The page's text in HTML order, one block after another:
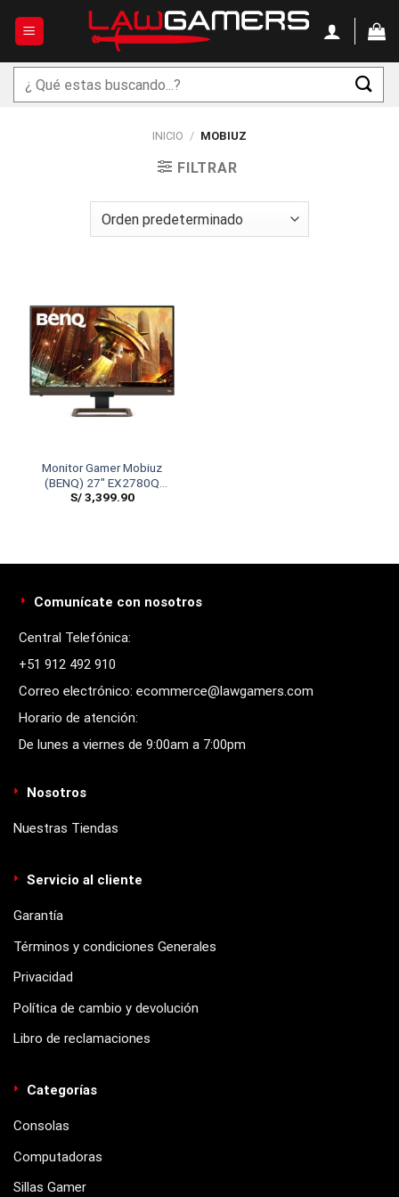
Buscar
por:
INICIO / MOBIUZ
FILTRAR
Monitor Gamer Mobiuz
(BENQ) 27″ EX2780Q
(144HZ) 2K QHD
S/3,399.90
Comunícate con nosotros
Central Telefónica:
+51 912 492 910
Correo electrónico: ecommerce@lawgamers.com
Horario de atención:
De lunes a viernes de 9:00am a 7:00pm
Nosotros
Nuestras Tiendas
Servicio al cliente
Garantía
Términos y condiciones Generales
Privacidad
Política de cambio y devolución
Libro de reclamaciones
Categorías
Consolas
Computadoras
Sillas Gamer